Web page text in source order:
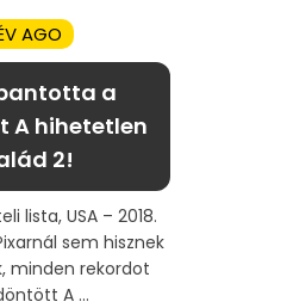
AGO
a
A hihetetlen
2!
lista, USA – 2018.
sem hisznek
minden rekordot
A ...